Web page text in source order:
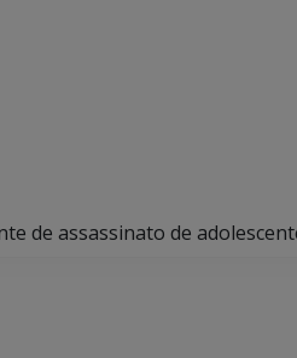
de assassinato de